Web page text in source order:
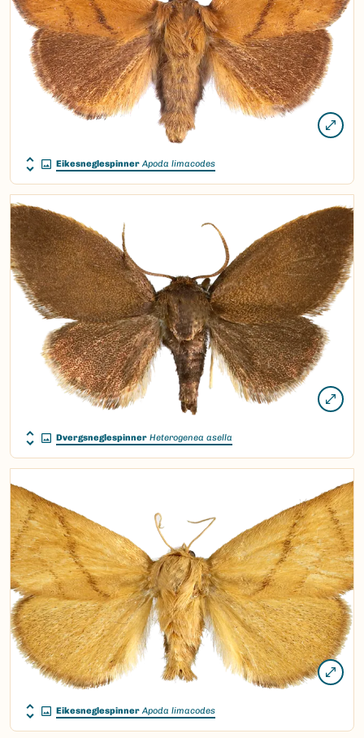
Eikesneglespinner Apoda limacodes
Dvergsneglespinner Heterogenea asella
Eikesneglespinner Apoda limacodes